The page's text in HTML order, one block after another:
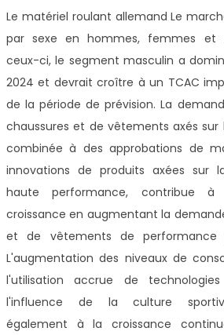
Le matériel roulant allemand Le
par sexe en hommes, femmes et
ceux-ci, le segment masculin a
2024 et devrait croître à un TCAC
de la période de prévision. La
chaussures et de vêtements axés
combinée à des approbations de
innovations de produits axées sur
haute performance, contribue
croissance en augmentant la
et de vêtements de performance
L'augmentation des niveaux de
l'utilisation accrue de
l'influence de la culture
également à la croissance